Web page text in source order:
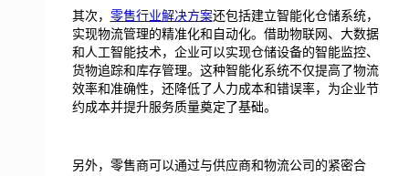
其次， 零售行业解决方案还包括建立智能化仓储系统，
实现物流管理的精准化和自动化。借助物联网、大数据
和人工智能技术，企业可以实现仓储设备的智能监控、
货物追踪和库存管理。这种智能化系统不仅提高了物流
效率和准确性，还降低了人力成本和错误率，为企业节
约成本并提升服务质量奠定了基础。
另外，零售商可以通过与供应商和物流公司的紧密合